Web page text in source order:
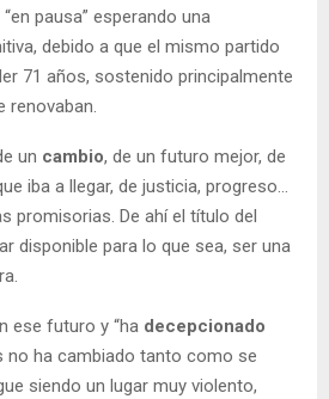
pausa” esperando una
debido a que el mismo partido
71 años, sostenido principalmente
renovaban.
un cambio, de un futuro mejor, de
iba a llegar, de justicia, progreso…
promisorias. De ahí el título del
disponible para lo que sea, ser una
ese futuro y “ha decepcionado
no ha cambiado tanto como se
siendo un lugar muy violento,